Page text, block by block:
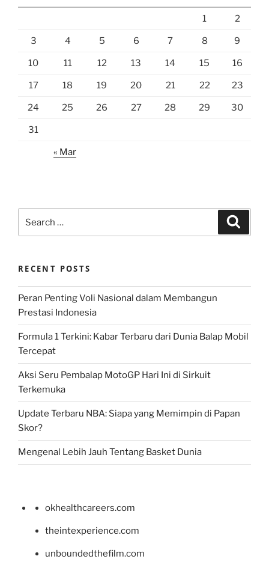
1 2
3 4 5 6 7 8 9
10 11 12 13 14 15 16
17 18 19 20 21 22 23
24 25 26 27 28 29 30
31
« Mar
for:
RECENT POSTS
Peran Penting Voli Nasional dalam Membangun
Prestasi Indonesia
Formula 1 Terkini: Kabar Terbaru dari Dunia Balap Mobil
Tercepat
Aksi Seru Pembalap MotoGP Hari Ini di Sirkuit
Terkemuka
Update Terbaru NBA: Siapa yang Memimpin di Papan
Skor?
Mengenal Lebih Jauh Tentang Basket Dunia
okhealthcareers.com
theintexperience.com
unboundedthefilm.com